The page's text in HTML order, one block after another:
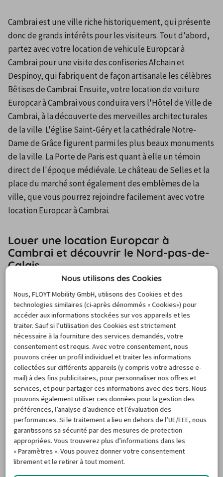
Cambrai est une ville riche historiquement, qui présente
donc de grands intérêts pour les visiteurs. Tout d'abord,
partez avec votre location de vehicule Europcar à
Cambrai pour une visite des confiseries Afchain et
Despinoy, qui fabriquent de façon artisanale les célèbres
Bêtises de Cambrai. Ensuite, votre location de voiture
Europcar à Cambrai vous conduira vers l'Hôtel de Ville de
Cambrai, à la découverte des merveilles architecturales
de la ville. L'église Saint-Géry et la cathédrale Notre-
Dame de Grâce figurent parmi les plus beaux monuments
de la ville. La Porte de Paris est quant à elle un témoin
direct de l'époque médiévale. Le château de Selles et la
place du marché sont également des emblèmes de la
ville, que vous pourrez rejoindre facilement avec votre
location Europcar à Cambrai.
Louer une location Europcar à
Cambrai et découvrir le Nord-pas-de-
Calais
Mais une location de voiture vous permettra surtout de
pouvoir vous rendre dans différents endroits et de
découvrir cette magnifique région qu'est le Nord-pas-
de-Calais. Réserver une voiture chez Europcar à Cambrai
est donc indispensable, si vous souhaitez vous rendre à
Lille et à Tournai par exemple. La côte du Nord-pas-de-
Calais offre des paysages naturels encore sauvages, vous
pourrez donc faire des balades vivifiantes sur la plage et
voir la mer comme vous ne l'avez jamais vue. La région
permet aussi la pratique de sports nautiques, comme la
planche à voile et le surf. Enfin, n'oubliez pas de goûter
aux spécialités locales. Les plats de poisson et de fruits
de mer sont exceptionnels. Les moules-frites et les bières
Nous utilisons des Cookies
Nous, FLOYT Mobility GmbH, utilisons des Cookies et des
technologies similaires (ci-après dénommés « Cookies») pour
accéder aux informations stockées sur vos appareils et les
traiter. Sauf si l’utilisation des Cookies est strictement
nécessaire à la fourniture des services demandés, votre
consentement est requis. Avec votre consentement, nous
pouvons créer un profil individuel et traiter les informations
collectées sur différents appareils (y compris votre adresse e-
mail) à des fins publicitaires, pour personnaliser nos offres et
services, et pour partager ces informations avec des tiers. Nous
pouvons également utiliser ces données pour la gestion des
préférences, l’analyse d’audience et l’évaluation des
performances. Si le traitement a lieu en dehors de l’UE/EEE, nous
garantissons sa sécurité par des mesures de protection
appropriées. Vous trouverez plus d’informations dans les
« Paramètres ». Vous pouvez donner votre consentement
librement et le retirer à tout moment.